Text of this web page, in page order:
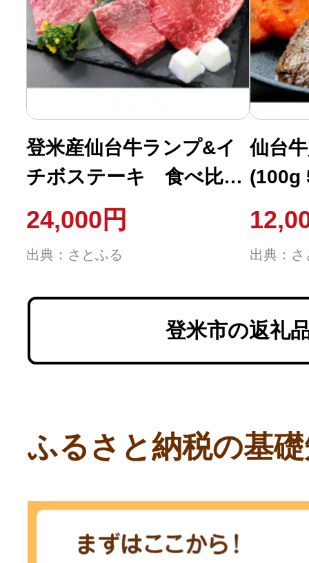
登米産仙台牛ランプ&イ
チボステーキ 食べ比べ
セット約600g(150g×4枚/
各2枚)
24,000円
出典：さとふる
仙台
(100g
分)
出典：さ
登米市の返礼
ふるさと納税の基